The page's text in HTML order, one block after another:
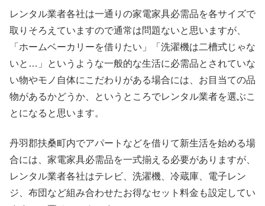
レンタル業者各社は一通りの家電家具必需品を各サイズで
取りそろえていますので通常は問題ないと思いますが、
「ホームベーカリーを借りたい」「洗濯機は二槽式じゃな
いと…」というような一般的な生活に必需品とされていな
い物やモノ自体にこだわりがある場合には、お目当ての品
物があるかどうか、というところでレンタル業者を選ぶこ
とになると思います。
丹羽郡扶桑町内でアパートなどを借りて新生活を始める場
合には、家電家具必需品を一式揃える必要がありますが、
レンタル業者各社はテレビ、洗濯機、冷蔵庫、電子レン
ジ、布団など組み合わせたお得なセット料金も設定してい